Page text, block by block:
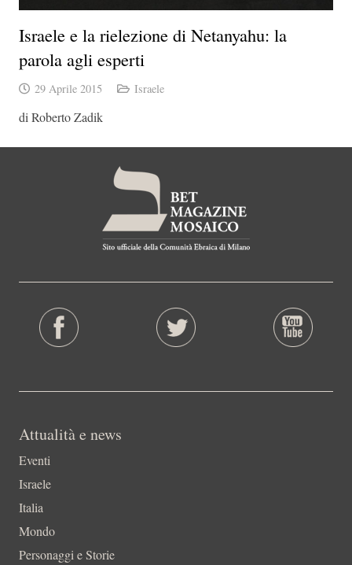
Israele e la rielezione di Netanyahu: la
parola agli esperti
29 Aprile 2015 Israele
di Roberto Zadik
Attualità e news
Eventi
Israele
Italia
Mondo
Personaggi e Storie